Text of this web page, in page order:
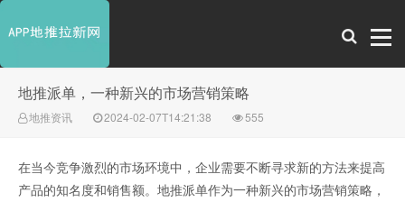
地推派单，一种新兴的市场营销策略
地推资讯 2024-02-07T14:21:38 555
在当今竞争激烈的市场环境中，企业需要不断寻求新的方法来提高
产品的知名度和销售额。地推派单作为一种新兴的市场营销策略，